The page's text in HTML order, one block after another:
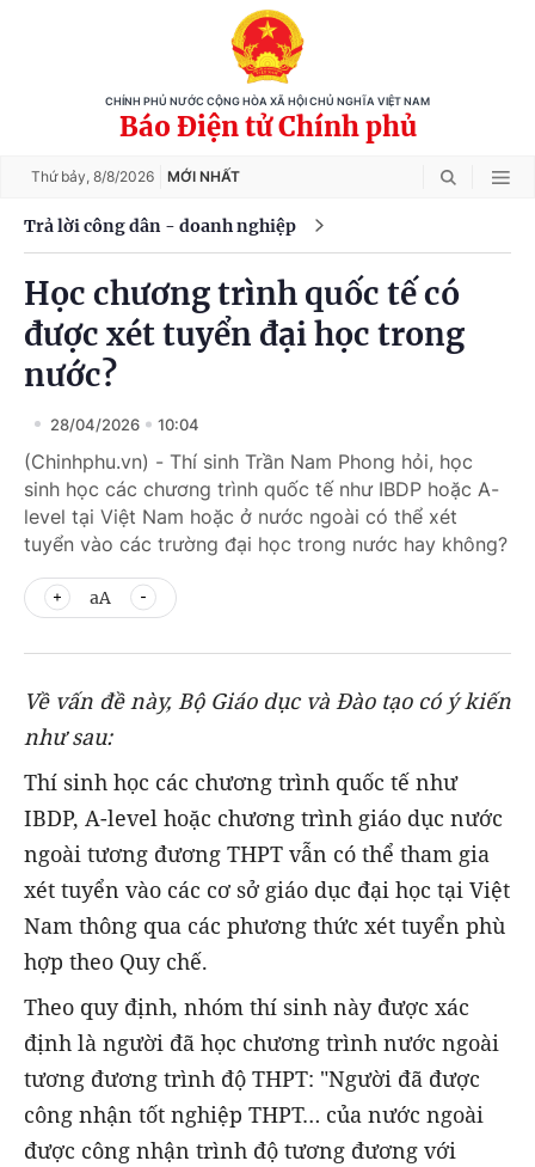
CHÍNH PHỦ NƯỚC CỘNG HÒA XÃ HỘI CHỦ NGHĨA VIỆT NAM
Báo Điện tử Chính phủ
Thứ bảy, 8/8/2026 MỚI NHẤT
Trả lời công dân - doanh nghiệp
Học chương trình quốc tế có
được xét tuyển đại học trong
nước?
28/04/2026 10:04
(Chinhphu.vn) - Thí sinh Trần Nam Phong hỏi, học
sinh học các chương trình quốc tế như IBDP hoặc A-
level tại Việt Nam hoặc ở nước ngoài có thể xét
tuyển vào các trường đại học trong nước hay không?
aA
Về vấn đề này, Bộ Giáo dục và Đào tạo có ý kiến
như sau:
Thí sinh học các chương trình quốc tế như
IBDP, A-level hoặc chương trình giáo dục nước
ngoài tương đương THPT vẫn có thể tham gia
xét tuyển vào các cơ sở giáo dục đại học tại Việt
Nam thông qua các phương thức xét tuyển phù
hợp theo Quy chế.
Theo quy định, nhóm thí sinh này được xác
định là người đã học chương trình nước ngoài
tương đương trình độ THPT: "Người đã được
công nhận tốt nghiệp THPT… của nước ngoài
được công nhận trình độ tương đương với